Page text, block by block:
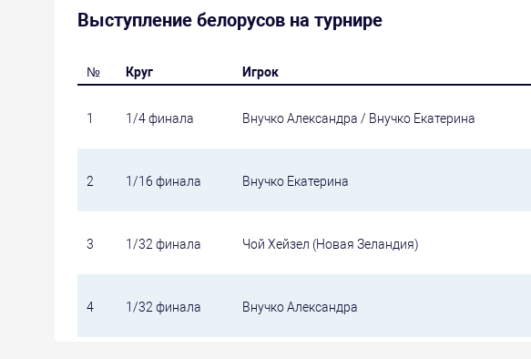
Выступление белорусов на турнире
№ Круг Игрок
1 1/4 финала Внучко Александра / Внучко Екатерина
2 1/16 финала Внучко Екатерина
3 1/32 финала Чой Хейзел (Новая Зеландия)
4 1/32 финала Внучко Александра